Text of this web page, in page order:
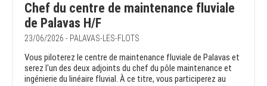
Chef du centre de maintenance fluviale
de Palavas H/F
23/06/2026 - PALAVAS-LES-FLOTS
Vous piloterez le centre de maintenance fluviale de Palavas et
serez l'un des deux adjoints du chef du pôle maintenance et
ingénierie du linéaire fluvial. À ce titre, vous participerez au